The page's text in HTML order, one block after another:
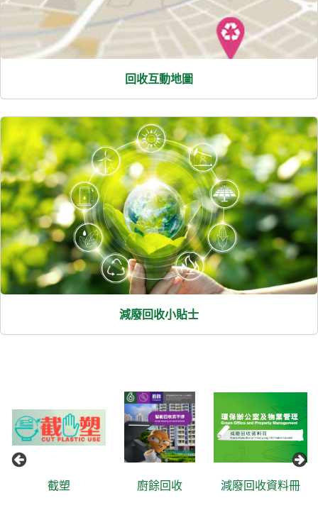
回收互動地圖
減廢回收小貼士
截塑 廚餘回收 減廢回收資料冊